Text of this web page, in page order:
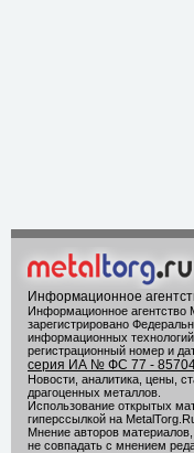
Информационное
Информационное агентство
зарегистрировано
информационных
регистрационный номер и
серия ИА № ФС 77 - 85704
Новости, аналитика, цены,
драгоценных металлов.
Использование открытых
гиперссылкой на
Мнение авторов
не совпадать с мнением